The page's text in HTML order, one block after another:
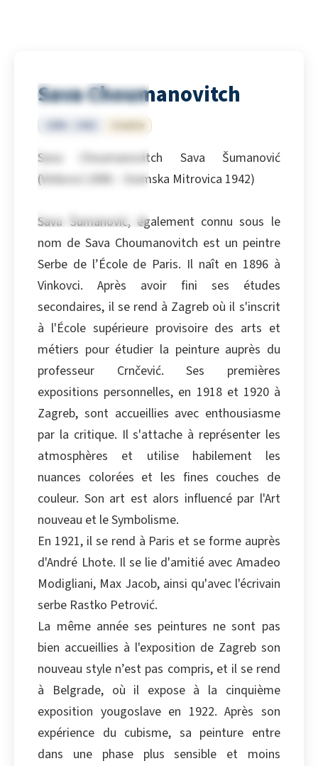
Sava Choumanovitch
Croatie
Sava Choumanovitch Sava Šumanović
(Vinkovci 1896 – Sremska Mitrovica 1942)
Sava Šumanović, également connu sous le
nom de Sava Choumanovitch est un peintre
Serbe de l’École de Paris. Il naît en 1896 à
Vinkovci. Après avoir fini ses études
secondaires, il se rend à Zagreb où il s'inscrit
à l'École supérieure provisoire des arts et
métiers pour étudier la peinture auprès du
professeur Crnčević. Ses premières
expositions personnelles, en 1918 et 1920 à
Zagreb, sont accueillies avec enthousiasme
par la critique. Il s'attache à représenter les
atmosphères et utilise habilement les
nuances colorées et les fines couches de
couleur. Son art est alors influencé par l'Art
nouveau et le Symbolisme.
En 1921, il se rend à Paris et se forme auprès
d'André Lhote. Il se lie d'amitié avec Amadeo
Modigliani, Max Jacob, ainsi qu'avec l'écrivain
serbe Rastko Petrović.
La même année ses peintures ne sont pas
bien accueillies à l'exposition de Zagreb son
nouveau style n’est pas compris, et il se rend
à Belgrade, où il expose à la cinquième
exposition yougoslave en 1922. Après son
expérience du cubisme, sa peinture entre
dans une phase plus sensible et moins
Copier